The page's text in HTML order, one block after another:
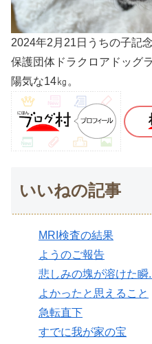
2024年2月21日うちの子記
保護団体ドラクロアドッグ
陽気な14㎏。
いいねの記事
MRI検査の結果
ようのご報告
悲しみの塊が溶けた瞬
よかったと思えること
急転直下
すでに我が家の宝